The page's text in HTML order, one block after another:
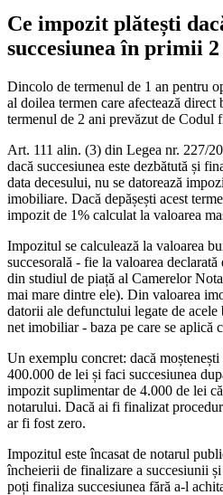
Ce impozit plătești
succesiunea în primii
Dincolo de termenul de 1 an pentru
al doilea termen care afectează
termenul de 2 ani prevăzut de Codul
Art. 111 alin. (3) din Legea nr. 227/
dacă succesiunea este dezbătută și
data decesului, nu se datorează
imobiliare. Dacă depășești acest
impozit de 1% calculat la valoarea
Impozitul se calculează la valoarea
succesorală - fie la valoarea
din studiul de piață al Camerelor
mai mare dintre ele). Din valoarea
datorii ale defunctului legate de
net imobiliar - baza pe care se aplică
Un exemplu concret: dacă
400.000 de lei și faci succesiunea
impozit suplimentar de 4.000 de lei
notarului. Dacă ai fi finalizat
ar fi fost zero.
Impozitul este încasat de notarul
încheierii de finalizare a succesiunii
poți finaliza succesiunea fără a-l